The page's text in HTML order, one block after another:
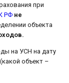
при
РФ не
объекта
на УСН на дату
объект –